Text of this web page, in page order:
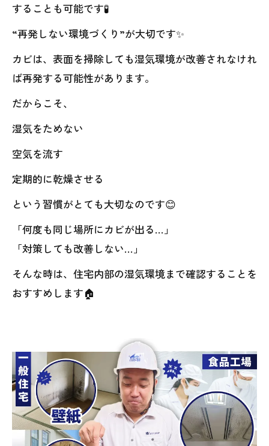
することも可能です🧪
“再発しない環境づくり”が大切です✨
カビは、表面を掃除しても湿気環境が改善されなけれ
ば再発する可能性があります。
だからこそ、
湿気をためない
空気を流す
定期的に乾燥させる
という習慣がとても大切なのです😊
「何度も同じ場所にカビが出る…」
「対策しても改善しない…」
そんな時は、住宅内部の湿気環境まで確認することを
おすすめします🏠